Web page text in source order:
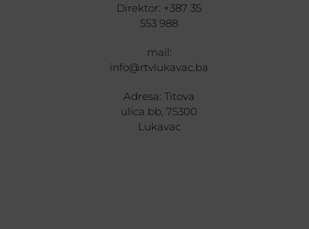
Direktor: +387 35
553 988
mail:
info@rtvlukavac.ba
Adresa: Titova
ulica bb, 75300
Lukavac